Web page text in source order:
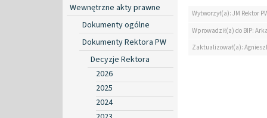
Wewnętrzne akty prawne
Dokumenty ogólne
Dokumenty Rektora PW
Decyzje Rektora
2026
2025
2024
Wytworzył(a): JM Rektor
Wprowadził(a) do BIP:
Zaktualizował(a):